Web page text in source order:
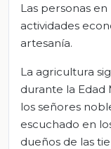
Las personas
actividades
artesanía.
La agricultura
durante la Edad
los señores
escuchado en
dueños de las